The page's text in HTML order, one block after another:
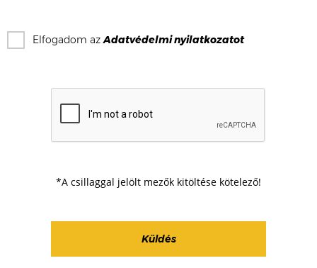
Elfogadom azAdatvédelmi nyilatkozatot
*A csillaggal jelölt mezők kitöltése kötelező!